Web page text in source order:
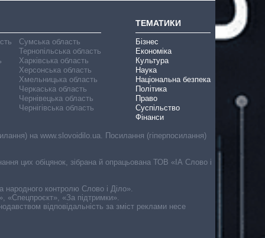
Сумська область
Тернопільська область
Харківська область
Херсонська область
Хмельницька область
Черкаська область
Чернівецька область
Чернігівська область
ТЕМАТИКИ
Бізнес
Економіка
Культура
Наука
Національна безпека
Політика
Право
Суспільство
Фінанси
на www.slovoidilo.ua. Посилання (гіперпосилання)
цих обіцянок, зібрана й опрацьована ТОВ «ІА Слово і
народного контролю Слово і Діло».
«Спецпроєкт», «За підтримки».
відповідальність за зміст реклами несе